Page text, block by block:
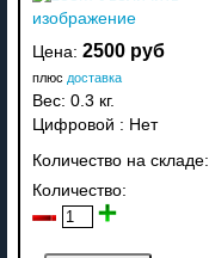
изображение
Цена: 2500 руб
плюс доставка
Вес: 0.3 кг.
Цифровой : Нет
Количество на складе:
Количество: